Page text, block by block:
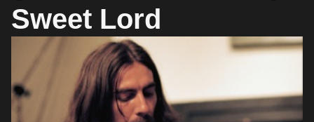
Sweet Lord